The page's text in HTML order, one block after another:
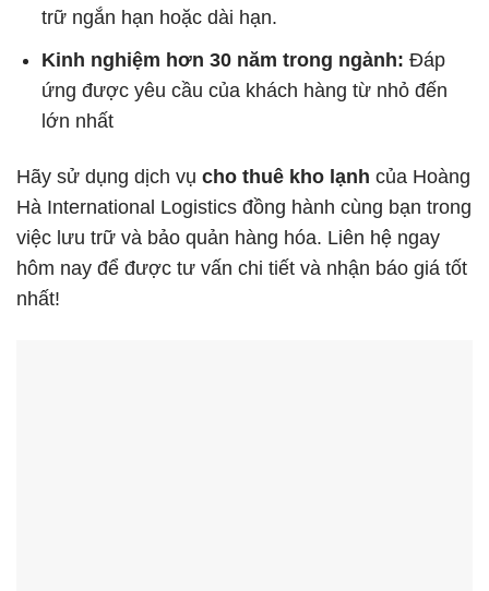
trữ ngắn hạn hoặc dài hạn.
Kinh nghiệm hơn 30 năm trong ngành: Đáp
ứng được yêu cầu của khách hàng từ nhỏ đến
lớn nhất
Hãy sử dụng dịch vụ cho thuê kho lạnh của Hoàng
Hà International Logistics đồng hành cùng bạn trong
việc lưu trữ và bảo quản hàng hóa. Liên hệ ngay
hôm nay để được tư vấn chi tiết và nhận báo giá tốt
nhất!